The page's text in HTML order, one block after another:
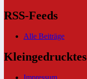
RSS-Feeds
Alle Beiträge
Kleingedrucktes
Impressum